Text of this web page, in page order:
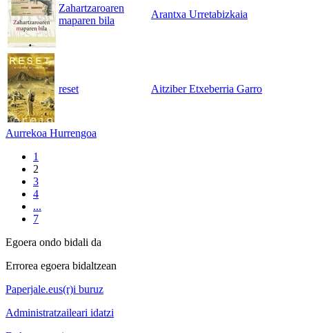
Zahartzaroaren
maparen bila
Arantxa Urretabizkaia
reset Aitziber Etxeberria Garro
Aurrekoa Hurrengoa
1
2
3
4
...
7
Egoera ondo bidali da
Errorea egoera bidaltzean
Paperjale.eus(r)i buruz
Administratzaileari idatzi